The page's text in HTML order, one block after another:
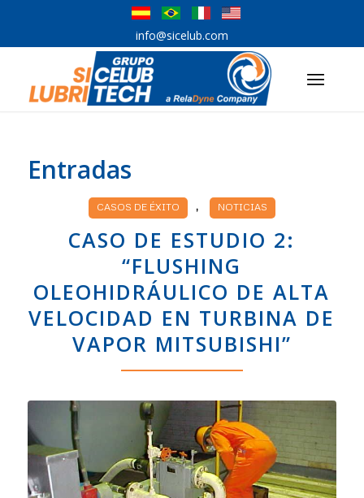
info@sicelub.com
Entradas
CASOS DE ÉXITO , NOTICIAS
CASO DE ESTUDIO 2:
“FLUSHING
OLEOHIDRÁULICO DE ALTA
VELOCIDAD EN TURBINA DE
VAPOR MITSUBISHI”